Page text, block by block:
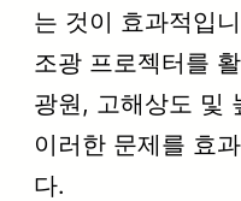
는 것이 효과적입
조광 프로젝터를
광원, 고해상도 및
이러한 문제를 효
다.